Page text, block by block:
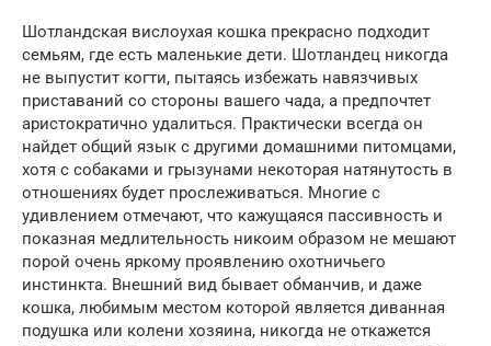
Шотландская вислоухая кошка прекрасно подходит
семьям, где есть маленькие дети. Шотландец никогда
не выпустит когти, пытаясь избежать навязчивых
приставаний со стороны вашего чада, а предпочтет
аристократично удалиться. Практически всегда он
найдет общий язык с другими домашними питомцами,
хотя с собаками и грызунами некоторая натянутость в
отношениях будет прослеживаться. Многие с
удивлением отмечают, что кажущаяся пассивность и
показная медлительность никоим образом не мешают
порой очень яркому проявлению охотничьего
инстинкта. Внешний вид бывает обманчив, и даже
кошка, любимым местом которой является диванная
подушка или колени хозяина, никогда не откажется